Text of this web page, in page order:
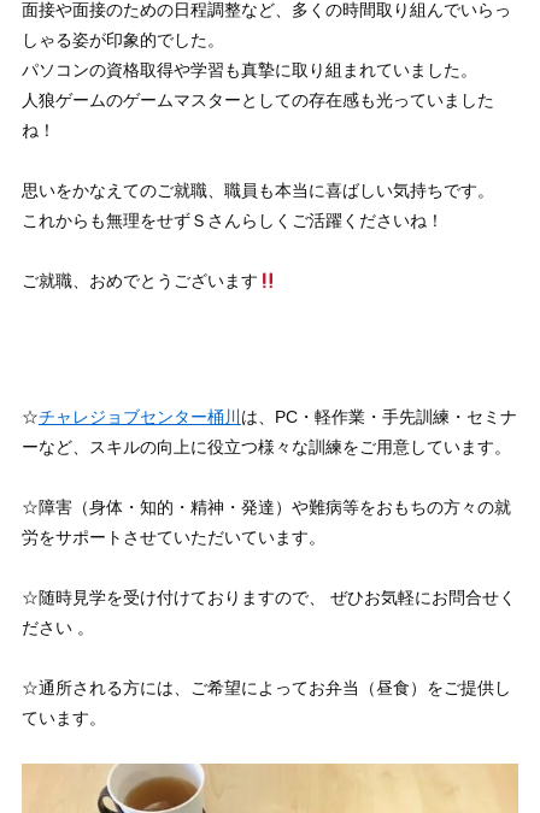
面接や面接のための日程調整など、多くの時間取り組んでいらっ
しゃる姿が印象的でした。
パソコンの資格取得や学習も真摯に取り組まれていました。
人狼ゲームのゲームマスターとしての存在感も光っていました
ね！
思いをかなえてのご就職、職員も本当に喜ばしい気持ちです。
これからも無理をせずＳさんらしくご活躍くださいね！
ご就職、おめでとうございます
☆チャレジョブセンター桶川 は、PC・軽作業・手先訓練・セミナ
ーなど、スキルの向上に役立つ様々な訓練をご用意しています。
☆障害（身体・知的・精神・発達）や難病等をおもちの方々の就
労をサポートさせていただいています。
☆随時見学を受け付けておりますので、 ぜひお気軽にお問合せく
ださい 。
☆通所される方には、ご希望によってお弁当（昼食）をご提供し
ています。